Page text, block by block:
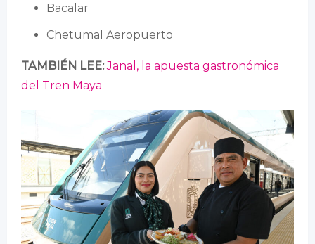
Bacalar
Chetumal Aeropuerto
TAMBIÉN LEE: Janal, la apuesta gastronómica
del Tren Maya